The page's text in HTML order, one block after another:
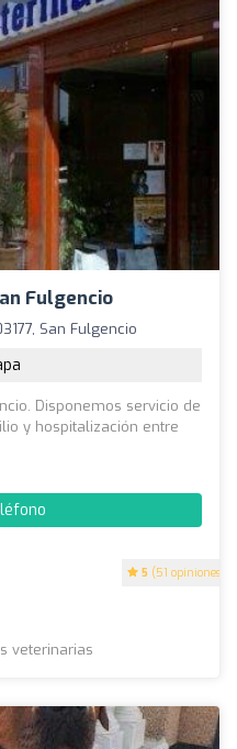
Fulgencio
5 (51 opiniones)
San Fulgencio
Disponemos servicio de
y hospitalización entre
veterinarias